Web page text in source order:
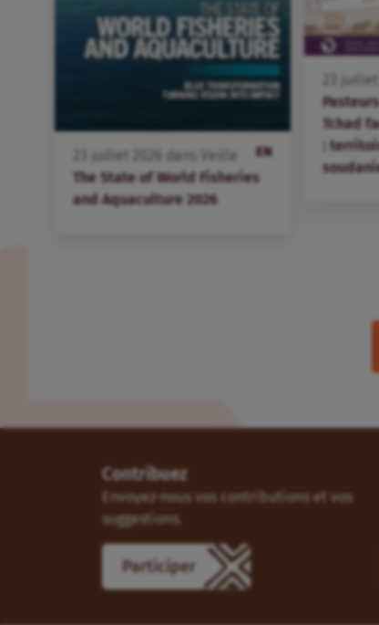
EN
juillet dans
Veille
The State of World Fisheries
and Aquaculture 2026
juillet
Tchad
:
Contribuez
Envoyez-nous vos contributions et vos
suggestions.
Participer